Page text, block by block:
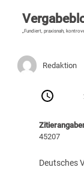
„Fundiert, praxisnah,
Redaktion
45207
Deutsches